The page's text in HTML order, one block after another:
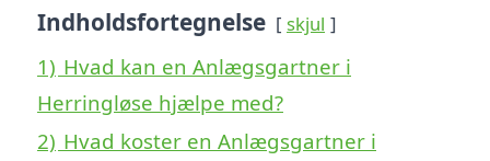
Indholdsfortegnelse skjul
1) Hvad kan en Anlægsgartner i
Herringløse hjælpe med?
2) Hvad koster en Anlægsgartner i